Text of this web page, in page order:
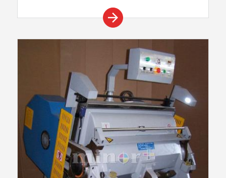
arrow_forward